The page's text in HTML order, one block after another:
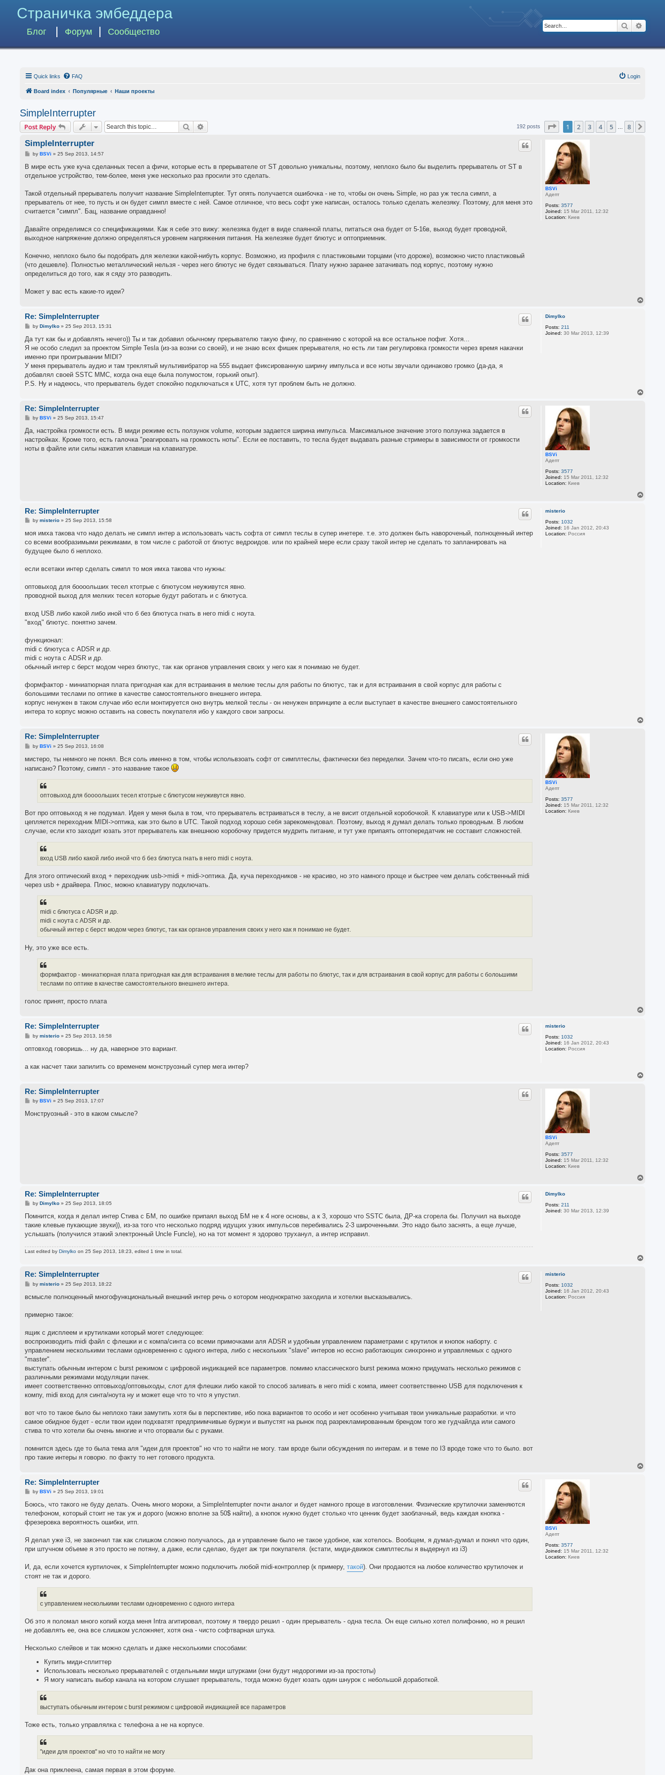
Страничка эмбеддера
Блог Форум Сообщество
Search
Quick links FAQ Login
Board index Популярные Наши проекты
SimpleInterrupter
Post Reply Search 192 posts Page of 8
1 2 3 4 5 8
BSVi
Адепт
Posts: 3577
Joined: 15 Mar 2011, 12:32
Location: Киев
SimpleInterrupter
P
s
by BSVi » 25 Sep 2013, 14:57
В мире есть уже куча сделанных тесел а фичи, которые есть в прерывателе от ST довольно уникальны, поэтому, неплохо было бы выделить прерыватель от ST в
отдельное устройство, тем-более, меня уже несколько раз просили это сделать.
Такой отдельный прерыватель получит название SimpleInterrupter. Тут опять получается ошибочка - не то, чтобы он очень Simple, но раз уж тесла симпл, а
прерыватель от нее, то пусть и он будет симпл вместе с ней. Самое отличное, что весь софт уже написан, осталось только сделать железяку. Поэтому, для меня это
считается "симпл". Бац, название оправданно!
Давайте определимся со спецификациями. Как я себе это вижу: железяка будет в виде спаянной платы, питаться она будет от 5-16в, выход будет проводной,
выходное напряжение должно определяться уровнем напряжения питания. На железяке будет блютус и оптоприемник.
Конечно, неплохо было бы подобрать для железки какой-нибуть корпус. Возможно, из профиля с пластиковыми торцами (что дороже), возможно чисто пластиковый
(что дешевле). Полностью металлический нельзя - через него блютус не будет связываться. Плату нужно заранее затачивать под корпус, поэтому нужно
определиться до того, как я сяду это разводить.
Может у вас есть какие-то идеи?
Dimylko
Posts: 211
Joined: 30 Mar 2013, 12:39
Re: SimpleInterrupter
P
s
by Dimylko» 25 Sep 2013, 15:31
Да тут как бы и добавлять нечего)) Ты и так добавил обычному прерывателю такую фичу, по сравнению с которой на все остальное пофиг. Хотя...
Я не особо следил за проектом Simple Tesla (из-за возни со своей), и не знаю всех фишек прерывателя, но есть ли там регулировка громкости через время накачки
именно при проигрывании MIDI?
У меня прерыватель аудио и там треклятый мультивибратор на 555 выдает фиксированную ширину импульса и все ноты звучали одинаково громко (да-да, я
добавлял своей SSTC ММС, когда она еще была полумостом, горький опыт).
P.S. Ну и надеюсь, что прерыватель будет спокойно подключаться к UTC, хотя тут проблем быть не должно.
BSVi
Адепт
Posts: 3577
Joined: 15 Mar 2011, 12:32
Location: Киев
Re: SimpleInterrupter
P
s
by BSVi » 25 Sep 2013, 15:47
Да, настройка громкости есть. В миди режиме есть ползунок volume, которым задается ширина импульса. Максимальное значение этого ползунка задается в
настройках. Кроме того, есть галочка "реагировать на громкость ноты". Если ее поставить, то тесла будет выдавать разные стримеры в зависимости от громкости
ноты в файле или силы нажатия клавиши на клавиатуре.
misterio
Posts: 1032
Joined: 16 Jan 2012, 20:43
Location: Россия
Re: SimpleInterrupter
P
s
by misterio» 25 Sep 2013, 15:58
моя имха такова что надо делать не симпл интер а использовать часть софта от симпл теслы в супер инетере. т.е. это должен быть навороченый, полноценный интер
со всеми вообразимыми режимами, в том числе с работой от блютус ведроидов. или по крайней мере если сразу такой интер не сделать то запланировать на
будущее было б неплохо.
если всетаки интер сделать симпл то моя имха такова что нужны:
оптовыход для боооольших тесел ктотрые с блютусом неуживутся явно.
проводной выход для мелких тесел которые будут работать и с блютуса.
вход USB либо какой либо иной что б без блютуса гнать в него midi с ноута.
"вход" блютус. понятно зачем.
функционал:
midi с блютуса с ADSR и др.
midi с ноута с ADSR и др.
обычный интер с берст модом через блютус, так как органов управления своих у него как я понимаю не будет.
формфактор - миниатюрная плата пригодная как для встраивания в мелкие теслы для работы по блютус, так и для встраивания в свой корпус для работы с
болоьшими теслами по оптике в качестве самостоятельного внешнего интера.
корпус ненужен в таком случае ибо если монтируется оно внутрь мелкой теслы - он ненужен впринципе а если выступает в качестве внешнего самостоятельного
интера то корпус можно оставить на совесть покупателя ибо у каждого свои запросы.
BSVi
Адепт
Posts: 3577
Joined: 15 Mar 2011, 12:32
Location: Киев
Re: SimpleInterrupter
P
s
by BSVi » 25 Sep 2013, 16:08
мистеро, ты немного не понял. Вся соль именно в том, чтобы испольвзоать софт от симплтеслы, фактически без переделки. Зачем что-то писать, если оно уже
написано? Поэтому, симпл - это название такое
оптовыход для боооольших тесел ктотрые с блютусом неуживутся явно.
Вот про оптовыход я не подумал. Идея у меня была в том, что прерыватель встраиваться в теслу, а не висит отдельной коробочкой. К клавиатуре или к USB->MIDI
цепляется переходник MIDI->оптика, как это было в UTC. Такой подход хорошо себя зарекомендовал. Поэтому, выход я думал делать только проводным. В любом
случае, если кто заходит юзать этот прерыватель как внешнюю коробочку придется мудрить питание, и тут уже припаять оптопередатчик не составит сложностей.
вход USB либо какой либо иной что б без блютуса гнать в него midi с ноута.
Для этого оптический вход + переходник usb->midi + midi->оптика. Да, куча переходников - не красиво, но это намного проще и быстрее чем делать собственный midi
через usb + драйвера. Плюс, можно клавиатуру подключать.
midi с блютуса с ADSR и др.
midi с ноута с ADSR и др.
обычный интер с берст модом через блютус, так как органов управления своих у него как я понимаю не будет.
Ну, это уже все есть.
формфактор - миниатюрная плата пригодная как для встраивания в мелкие теслы для работы по блютус, так и для встраивания в свой корпус для работы с болоьшими
теслами по оптике в качестве самостоятельного внешнего интера.
голос принят, просто плата
misterio
Posts: 1032
Joined: 16 Jan 2012, 20:43
Location: Россия
Re: SimpleInterrupter
P
s
by misterio» 25 Sep 2013, 16:58
оптовход говоришь... ну да, наверное это вариант.
а как насчет таки запилить со временем монструозный супер мега интер?
BSVi
Адепт
Posts: 3577
Joined: 15 Mar 2011, 12:32
Location: Киев
Re: SimpleInterrupter
P
s
by BSVi » 25 Sep 2013, 17:07
Монструозный - это в каком смысле?
Dimylko
Posts: 211
Joined: 30 Mar 2013, 12:39
Re: SimpleInterrupter
P
s
by Dimylko» 25 Sep 2013, 18:05
Помнится, когда я делал интер Стива с БМ, по ошибке припаял выход БМ не к 4 ноге основы, а к 3, хорошо что SSTC была, ДР-ка сгорела бы. Получил на выходе
такие клевые пукающие звуки)), из-за того что несколько подряд идущих узких импульсов перебивались 2-3 широченными. Это надо было заснять, а еще лучше,
услышать (получился этакий электронный Uncle Funcle), но на тот момент я здорово труханул, а интер исправил.
Last edited by Dimylko on 25 Sep 2013, 18:23, edited 1 time in total.
misterio
Posts: 1032
Joined: 16 Jan 2012, 20:43
Location: Россия
Re: SimpleInterrupter
P
s
by misterio» 25 Sep 2013, 18:22
всмысле полноценный многофункциональный внешний интер речь о котором неоднократно заходила и хотелки высказывались.
примерно такое:
ящик с дисплеем и крутилками который могет следующее:
воспроизводить midi файл с флешки и с компа/синта со всеми примочками аля ADSR и удобным управлением параметрами с крутилок и кнопок наборту. с
управлением несколькими теслами одновременно с одного интера, либо с нескольких "slave" интеров но ессно работающих синхронно и управляемых с одного
"master".
выступать обычным интером с burst режимом с цифровой индикацией все параметров. помимо классического burst режима можно придумать несколько режимов с
различными режимами модуляции пачек.
имеет соответственно оптовыход/оптовыходы, слот для флешки либо какой то способ заливать в него midi с компа, имеет соответственно USB для подключения к
компу, midi вход для синта/ноута ну и может еще что то что я упустил.
вот что то такое было бы неплохо таки замутить хотя бы в перспективе, ибо пока вариантов то особо и нет особенно учитывая твои уникальные разработки. и что
самое обидное будет - если твои идеи подхватят предприимчивые буржуи и выпустят на рынок под разрекламированным брендом того же гудчайлда или самого
стива то что хотели бы очень многие и что оторвали бы с руками.
помнится здесь где то была тема аля "идеи для проектов" но что то найти не могу. там вроде были обсуждения по интерам. и в теме по I3 вроде тоже что то было. вот
про такие интеры я говорю. по факту то нет готового продукта.
BSVi
Адепт
Posts: 3577
Joined: 15 Mar 2011, 12:32
Location: Киев
Re: SimpleInterrupter
P
s
by BSVi » 25 Sep 2013, 19:01
Боюсь, что такого не буду делать. Очень много мороки, а SimpleInterrupter почти аналог и будет намного проще в изготовлении. Физические крутилочки заменяются
телефоном, который стоит не так уж и дорого (можно вполне за 50$ найти), а кнопок нужно будет столько что ценник будет заоблачный, ведь каждая кнопка -
фрезеровка вероятность ошибки, итп.
Я делал уже i3, не закончил так как слишком сложно получалось, да и управление было не такое удобное, как хотелось. Вообщем, я думал-думал и понял что один,
при штучном объеме я это просто не потяну, а даже, если сделаю, будет аж три покупателя. (кстати, миди-движок симплтеслы я выдернул из i3)
И, да, если хочется куртилочек, к SimpleInterrupter можно подключить любой midi-контроллер (к примеру, такой). Они продаются на любое количество крутилочек и
стоят не так и дорого.
с управлением несколькими теслами одновременно с одного интера
Об это я поломал много копий когда меня Intra агитировал, поэтому я твердо решил - один прерыватель - одна тесла. Он еще сильно хотел полифонию, но я решил
не добавлять ее, она все слишком усложняет, хотя она - чисто софтварная штука.
Несколько слейвов и так можно сделать и даже несколькими способами:
Купить миди-сплиттер
Использовать несколько прерывателей с отдельными миди штурками (они будут недорогими из-за простоты)
Я могу написать выбор канала на котором слушает прерыватель, тогда можно будет юзать один шнурок с небольшой доработкой.
выступать обычным интером с burst режимом с цифровой индикацией все параметров
Тоже есть, только управлялка с телефона а не на корпусе.
"идеи для проектов" но что то найти не могу
Дак она приклеена, самая первая в этом форуме.